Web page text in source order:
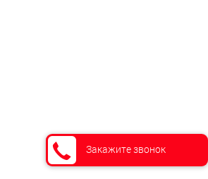
Закажите звонок